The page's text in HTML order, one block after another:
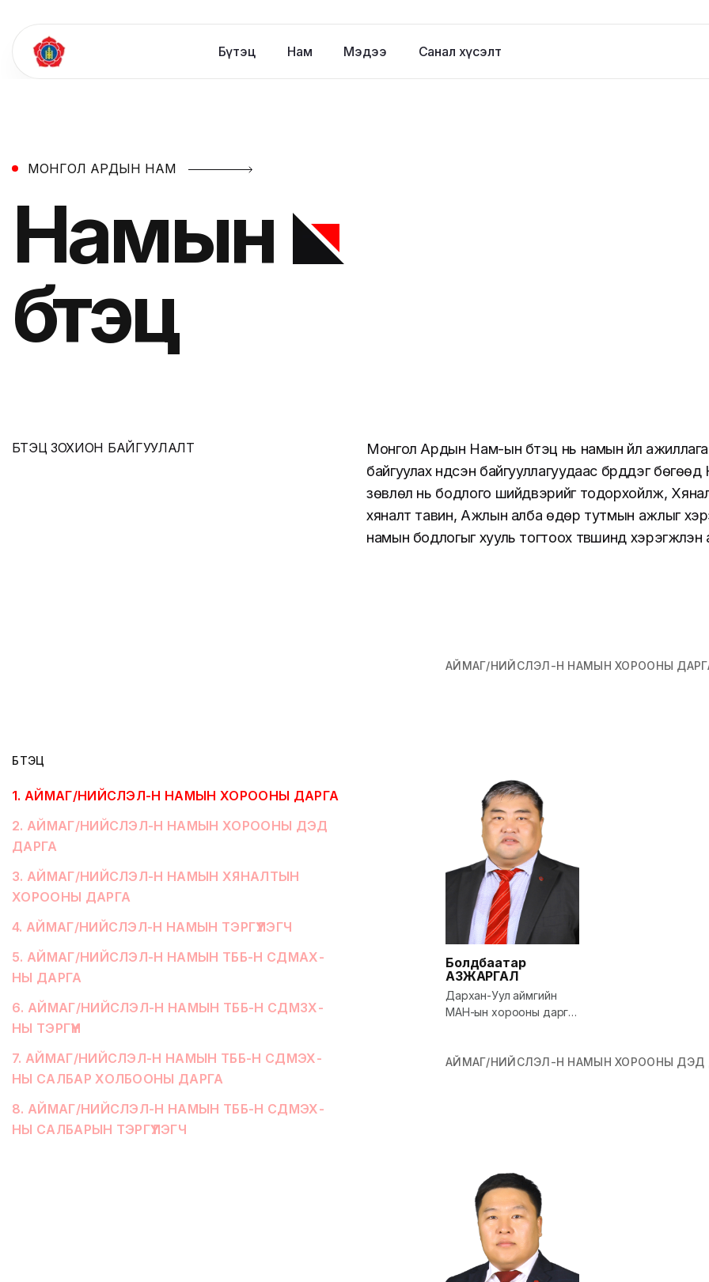
Бүтэц Нам Мэдээ Санал хүсэлт
МОНГОЛ АРДЫН НАМ
Намын
бүтэц
БҮТЭЦ ЗОХИОН БАЙГУУЛАЛТ
Монгол Ардын Нам-ын бүтэц нь намын үйл
байгуулах үндсэн байгууллагуудаас бүрддэг
зөвлөл нь бодлого шийдвэрийг тодорхойлж,
хяналт тавин, Ажлын алба өдөр тутмын ажлыг
намын бодлогыг хууль тогтоох түвшинд
БҮТЭЦ
1. АЙМАГ/НИЙСЛЭЛ-Н НАМЫН ХОРООНЫ ДАРГА
2. АЙМАГ/НИЙСЛЭЛ-Н НАМЫН ХОРООНЫ ДЭД
ДАРГА
3. АЙМАГ/НИЙСЛЭЛ-Н НАМЫН ХЯНАЛТЫН
ХОРООНЫ ДАРГА
4. АЙМАГ/НИЙСЛЭЛ-Н НАМЫН ТЭРГҮҮЛЭГЧ
5. АЙМАГ/НИЙСЛЭЛ-Н НАМЫН ТББ-Н СДМАХ-
НЫ ДАРГА
6. АЙМАГ/НИЙСЛЭЛ-Н НАМЫН ТББ-Н СДМЗХ-
НЫ ТЭРГҮҮН
7. АЙМАГ/НИЙСЛЭЛ-Н НАМЫН ТББ-Н СДМЭХ-
НЫ САЛБАР ХОЛБООНЫ ДАРГА
8. АЙМАГ/НИЙСЛЭЛ-Н НАМЫН ТББ-Н СДМЭХ-
НЫ САЛБАРЫН ТЭРГҮҮЛЭГЧ
АЙМАГ/НИЙСЛЭЛ-Н НАМЫН ХОРООНЫ
Болдбаатар
АЗЖАРГАЛ
Дархан-Уул аймгийн
МАН-ын хорооны дарга,
АЙМАГ/НИЙСЛЭЛ-Н НАМЫН ХОРООНЫ ДЭД